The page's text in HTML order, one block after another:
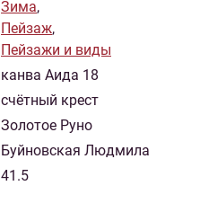
Зима,
Пейзаж,
Пейзажи и виды
канва Аида 18
счётный крест
Золотое Руно
Буйновская Людмила
41.5